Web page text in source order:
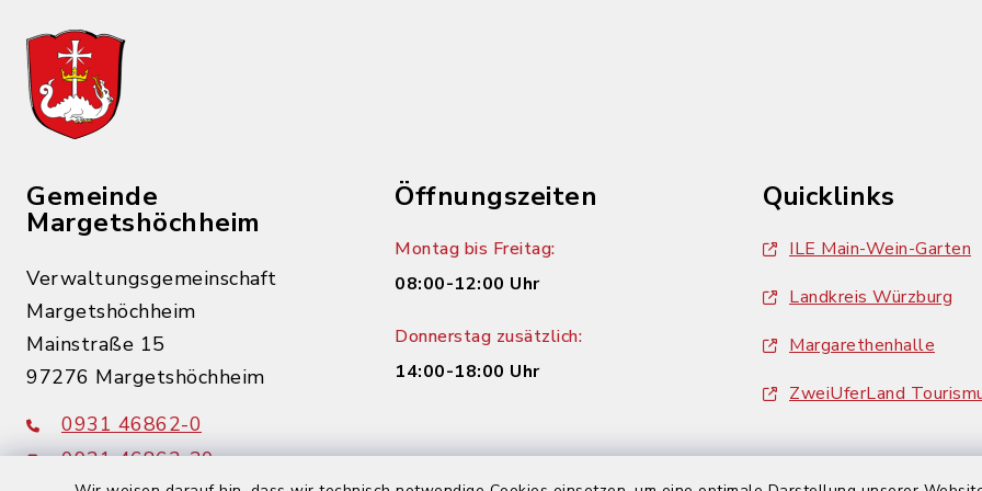
Gemeinde
Margetshöchheim
Verwaltungsgemeinschaft
Margetshöchheim
Mainstraße 15
97276 Margetshöchheim
0931 46862-0
0931 46862-30
Öffnungszeiten
Montag bis Freitag:
08:00-12:00 Uhr
Donnerstag zusätzlich:
14:00-18:00 Uhr
Quicklinks
ILE Main-Wein-Garten
Landkreis Würzburg
Margarethenhalle
ZweiUferLand